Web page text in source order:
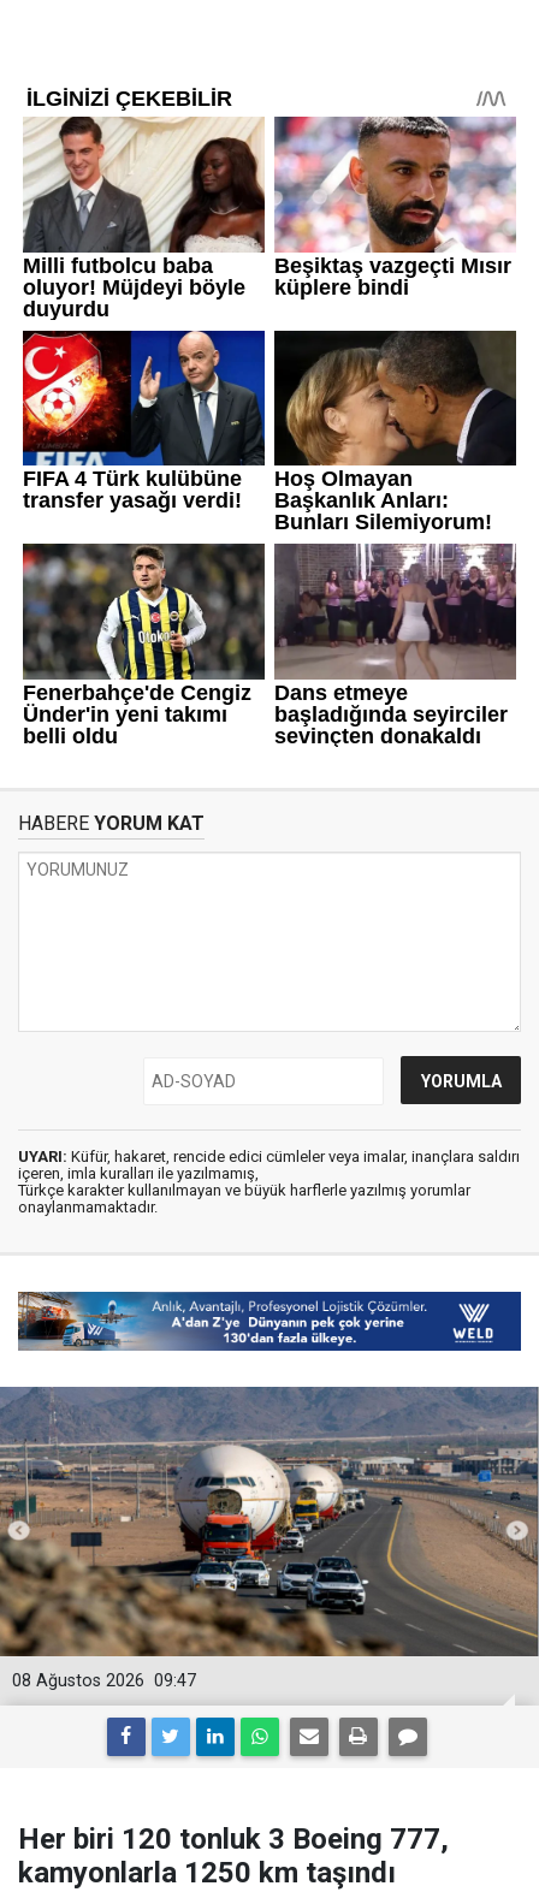
HABERE YORUM KAT
UYARI: Küfür, hakaret, rencide edici cümleler veya imalar, inançlara saldırı
içeren, imla kuralları ile yazılmamış,
Türkçe karakter kullanılmayan ve büyük harflerle yazılmış yorumlar
onaylanmamaktadır.
09:47
08 Ağustos 2026
Her biri 120 tonluk 3 Boeing 777,
kamyonlarla 1250 km taşındı